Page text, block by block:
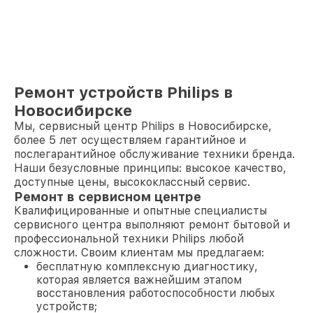
Ремонт устройств Philips в
Новосибирске
Мы, сервисный центр Philips в Новосибирске,
более 5 лет осуществляем гарантийное и
послегарантийное обслуживание техники бренда.
Наши безусловные принципы: высокое качество,
доступные цены, высококлассный сервис.
Ремонт в сервисном центре
Квалифицированные и опытные специалисты
сервисного центра выполняют ремонт бытовой и
профессиональной техники Philips любой
сложности. Своим клиентам мы предлагаем:
бесплатную комплексную диагностику,
которая является важнейшим этапом
восстановления работоспособности любых
устройств;